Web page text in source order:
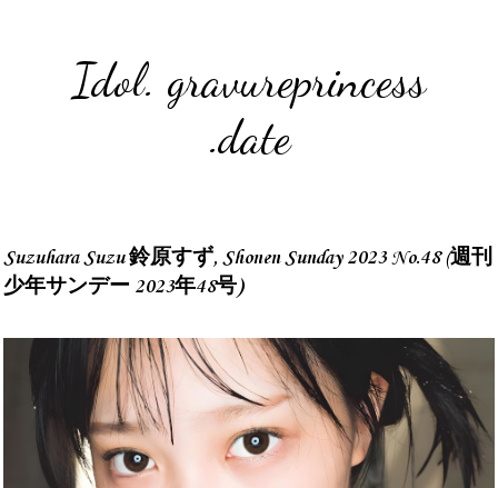
Idol. gravureprincess
.date
Suzuhara Suzu 鈴原すず, Shonen Sunday 2023 No.48 (週刊
少年サンデー 2023年48号)